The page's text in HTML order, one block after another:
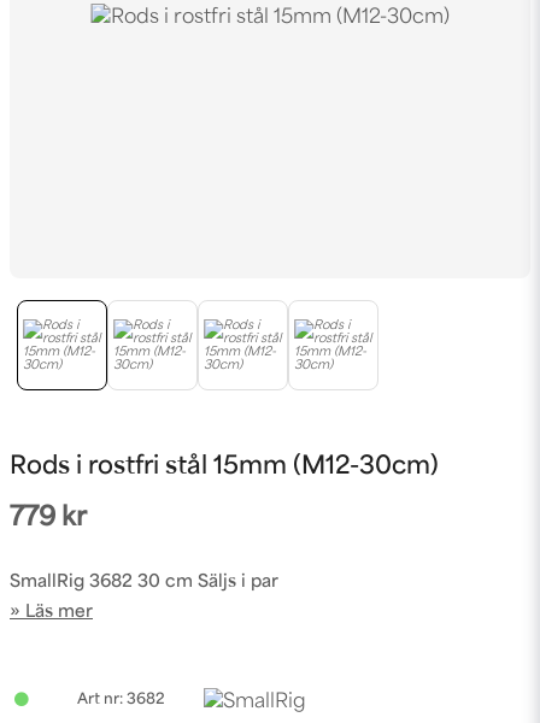
Rods i rostfri stål 15mm (M12-30cm)
779 kr
SmallRig 3682 30 cm Säljs i par
Läs mer
3682